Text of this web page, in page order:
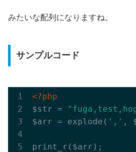
みたいな配列になりますね。
サンプルコード
<?php
$str =
$arr = explode( ',' ,